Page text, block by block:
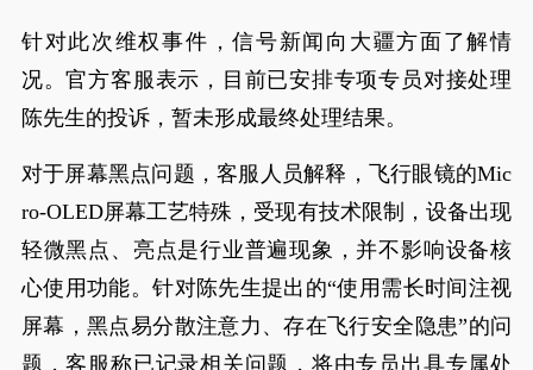
针对此次维权事件，信号新闻向大疆方面了解情
况。官方客服表示，目前已安排专项专员对接处理
陈先生的投诉，暂未形成最终处理结果。
对于屏幕黑点问题，客服人员解释，飞行眼镜的Mic
ro-OLED屏幕工艺特殊，受现有技术限制，设备出现
轻微黑点、亮点是行业普遍现象，并不影响设备核
心使用功能。针对陈先生提出的“使用需长时间注视
屏幕，黑点易分散注意力、存在飞行安全隐患”的问
题，客服称已记录相关问题，将由专员出具专属处